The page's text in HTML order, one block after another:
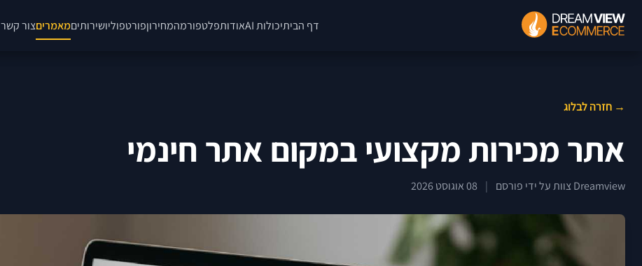
דף הביתיכולות AI אודותפלטפורמהמחירוןפורטפוליושירותיםמאמריםצור קשר
→ חזרה לבלוג
אתר מכירות מקצועי במקום אתר חינמי
Dreamview צוות על ידי פורסם | 08 אוגוסט 2026